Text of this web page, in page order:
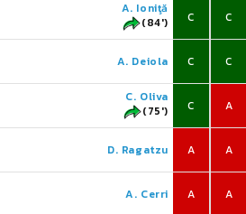
A. Ioniţă
(84')
C
A. Deiola C
C. Oliva
(75')
C
D. Ragatzu A
A. Cerri A
C
C
A
A
A